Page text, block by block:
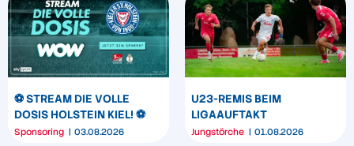
⚽️ STREAM DIE VOLLE
DOSIS HOLSTEIN KIEL! ⚽️
Sponsoring 03.08.2026
U23-REMIS BEIM
LIGAAUFTAKT
Jungstörche 01.08.2026